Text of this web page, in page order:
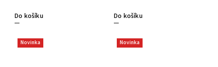
Do košíku Do košíku
Novinka Novinka